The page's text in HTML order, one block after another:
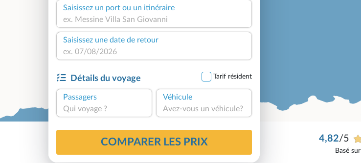
Saisissez un port ou un itinéraire
Saisissez une date de retour
Détails du voyage Tarif résident
Passagers
Qui voyage ?
Véhicule
Avez-vous un véhicule?
COMPARER LES PRIX 4,82/5
Basé sur